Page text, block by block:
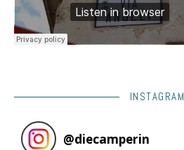
INSTAGRAM
@diecamperin